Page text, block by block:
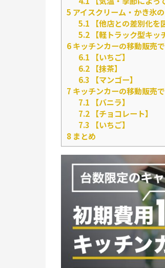
5 アイスクリーム・かき氷
5.1 【他店との差別化を
5.2【軽トラック型キッ
6キッチンカーの移動販売
6.1 【いちご】
6.2【抹茶】
6.3 【マンゴー】
7 キッチンカーの移動販売
7.1 【バニラ】
7.2【チョコレート】
7.3 【いちご】
8 まとめ